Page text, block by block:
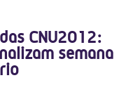
CNU2012:
semana